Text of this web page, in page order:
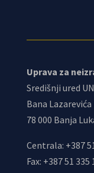
Uprava za
Središnji ured
Bana Lazarevića
78 000 Banja
Centrala: +387
Fax: +387 51 335